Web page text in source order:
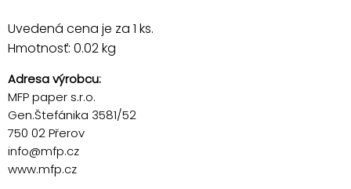
Uvedená cena je za 1 ks.
Hmotnosť: 0.02 kg
Adresa výrobcu:
MFP paper s.r.o.
Gen.Štefánika 3581/52
750 02 Přerov
info@mfp.cz
www.mfp.cz